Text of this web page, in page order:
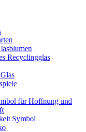
Recyclingglas
für Hoffnung und
Symbol